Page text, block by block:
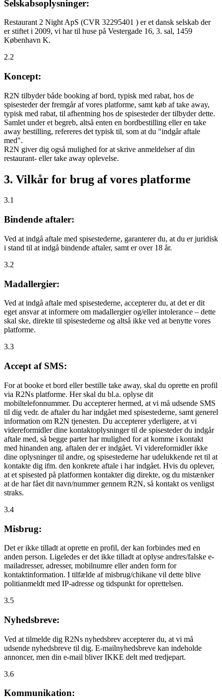
Selskabsoplysninger:
Restaurant 2 Night ApS (CVR 32295401 ) er et dansk selskab der
er stiftet i 2009, vi har til huse på Vestergade 16, 3. sal, 1459
København K.
2.2
Koncept:
R2N tilbyder både booking af bord, typisk med rabat, hos de
spisesteder der fremgår af vores platforme, samt køb af take away,
typisk med rabat, til afhentning hos de spisesteder der tilbyder dette.
Samlet under et begreb, altså enten en bordbestilling eller en take
away bestilling, refereres det typisk til, som at du "indgår aftale
med".
R2N giver dig også mulighed for at skrive anmeldelser af din
restaurant- eller take away oplevelse.
3. Vilkår for brug af vores platforme
3.1
Bindende aftaler:
Ved at indgå aftale med spisestederne, garanterer du, at du er juridisk
i stand til at indgå bindende aftaler, samt er over 18 år.
3.2
Madallergier:
Ved at indgå aftale med spisestederne, accepterer du, at det er dit
eget ansvar at informere om madallergier og/eller intolerance – dette
skal ske, direkte til spisestederne og altså ikke ved at benytte vores
platforme.
3.3
Accept af SMS:
For at booke et bord eller bestille take away, skal du oprette en profil
via R2Ns platforme. Her skal du bl.a. oplyse dit
mobiltelefonnummer. Du accepterer hermed, at vi må udsende SMS
til dig vedr. de aftaler du har indgået med spisestederne, samt generel
information om R2N tjenesten. Du accepterer yderligere, at vi
videreformidler dine kontaktoplysninger til de spisesteder du indgår
aftale med, så begge parter har mulighed for at komme i kontakt
med hinanden ang. aftalen der er indgået. Vi videreformidler ikke
dine oplysninger til andre, og spisestederne har udelukkende ret til at
kontakte dig ifm. den konkrete aftale i har indgået. Hvis du oplever,
at et spisested på platformen kontakter dig direkte, og du mistænker
at de har fået dit navn/nummer gennem R2N, så kontakt os venligst
straks.
3.4
Misbrug:
Det er ikke tilladt at oprette en profil, der kan forbindes med en
anden person. Ligeledes er det ikke tilladt at oplyse andres/falske e-
mailadresser, adresser, mobilnumre eller anden form for
kontaktinformation. I tilfælde af misbrug/chikane vil dette blive
politianmeldt med IP-adresse og tidspunkt for oprettelsen.
3.5
Nyhedsbreve:
Ved at tilmelde dig R2Ns nyhedsbrev accepterer du, at vi må
udsende nyhedsbreve til dig. E-mailnyhedsbreve kan indeholde
annoncer, men din e-mail bliver IKKE delt med tredjepart.
3.6
Kommunikation: